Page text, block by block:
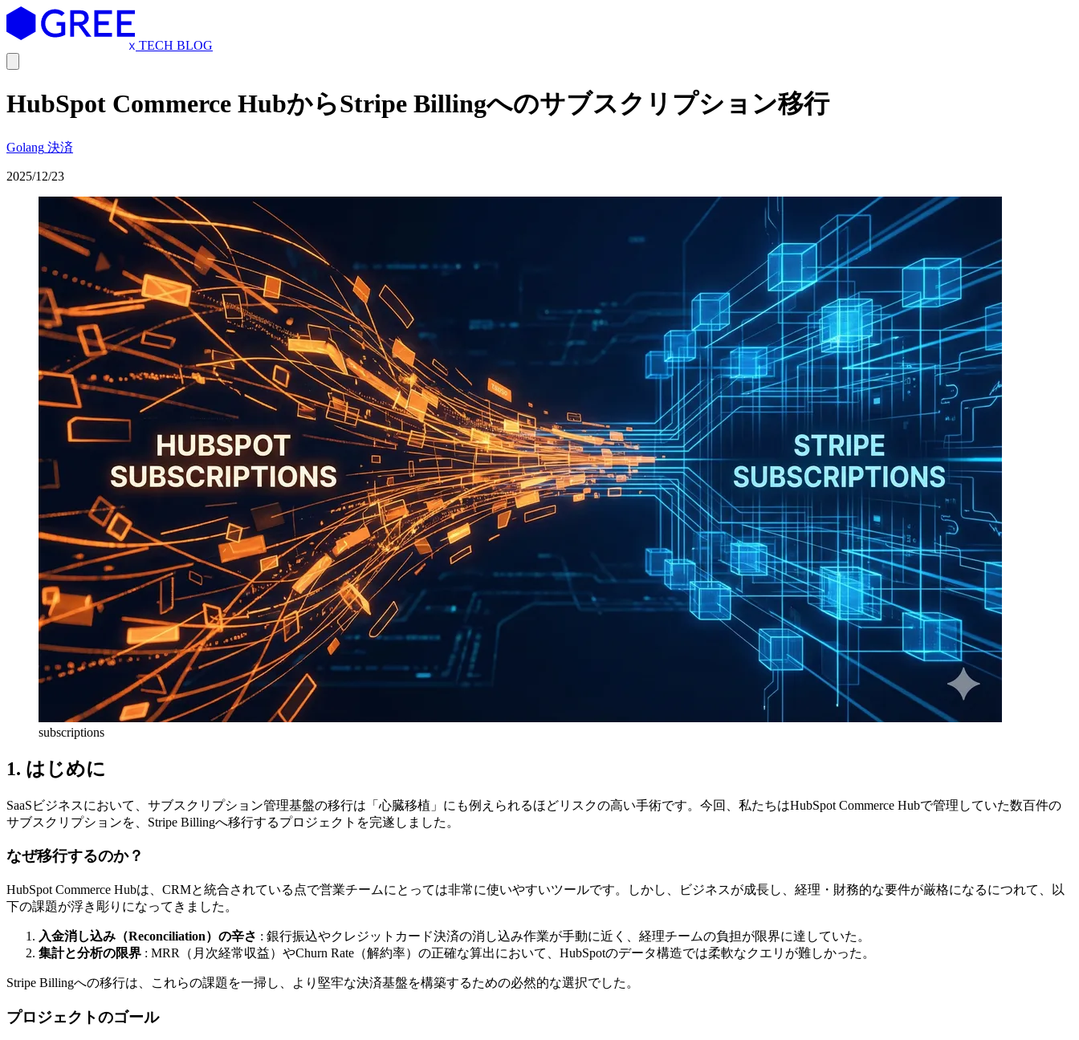
TECH BLOG
HubSpot Commerce HubからStripe Billingへのサブスクリプション移行
Golang 決済
2025/12/23
subscriptions
1. はじめに
SaaSビジネスにおいて、サブスクリプション管理基盤の移行は「心臓移植」にも例えられるほどリスクの高い手術です。今回、私たちはHubSpot Commerce Hubで管理していた数百件の
サブスクリプションを、Stripe Billingへ移行するプロジェクトを完遂しました。
なぜ移行するのか？
HubSpot Commerce Hubは、CRMと統合されている点で営業チームにとっては非常に使いやすいツールです。しかし、ビジネスが成長し、経理・財務的な要件が厳格になるにつれて、以
下の課題が浮き彫りになってきました。
入金消し込み（Reconciliation）の辛さ : 銀行振込やクレジットカード決済の消し込み作業が手動に近く、経理チームの負担が限界に達していた。
集計と分析の限界 : MRR（月次経常収益）やChurn Rate（解約率）の正確な算出において、HubSpotのデータ構造では柔軟なクエリが難しかった。
Stripe Billingへの移行は、これらの課題を一掃し、より堅牢な決済基盤を構築するための必然的な選択でした。
プロジェクトのゴール